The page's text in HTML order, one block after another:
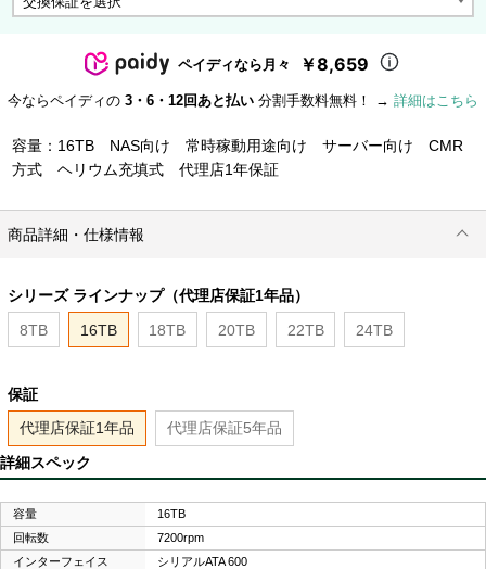
ペイディなら月々 ￥8,659
今ならペイディの 3・6・12回あと払い 分割手数料無料！ → 詳細はこちら
容量：16TB NAS向け 常時稼動用途向け サーバー向け CMR
方式 ヘリウム充填式 代理店1年保証
商品詳細・仕様情報
シリーズ ラインナップ（代理店保証1年品）
8TB
16TB 18TB 20TB 22TB 24TB
保証
代理店保証1年品
代理店保証5年品
詳細スペック
容量
16TB
回転数
7200rpm
インターフェイス
シリアルATA 600